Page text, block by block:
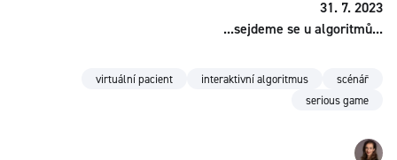
31. 7. 2023
...sejdeme se u algoritmů...
virtuální pacient interaktivní algoritmus
scénář
serious game